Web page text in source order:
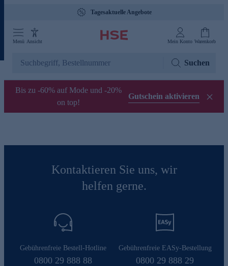
Tagesaktuelle Angebote
Menü Ansicht Mein Konto Warenkorb
Suchen
Bis zu -60% auf Mode und -20%
on top!
Gutschein aktivieren
Kontaktieren Sie uns, wir
helfen gerne.
Gebührenfreie Bestell-Hotline
0800 29 888 88
Gebührenfreie EASy-Bestellung
0800 29 888 29